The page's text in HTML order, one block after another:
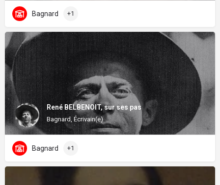
Bagnard +1
René BELBENOIT, sur ses pas
Bagnard, Écrivain(e)
Bagnard +1